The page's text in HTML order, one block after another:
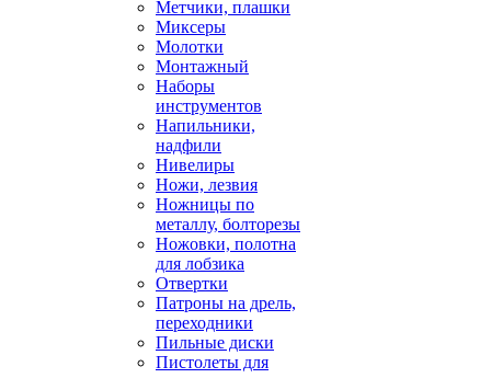
Метчики, плашки
Миксеры
Молотки
Монтажный
Наборы
инструментов
Напильники,
надфили
Нивелиры
Ножи, лезвия
Ножницы по
металлу, болторезы
Ножовки, полотна
для лобзика
Отвертки
Патроны на дрель,
переходники
Пильные диски
Пистолеты для